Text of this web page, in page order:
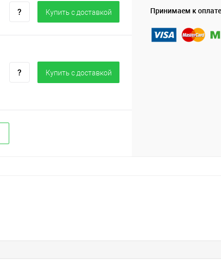
Купить c доставкой
Купить c доставкой
Принимаем к оплате